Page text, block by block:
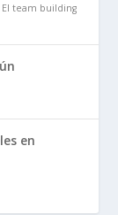
team building
en